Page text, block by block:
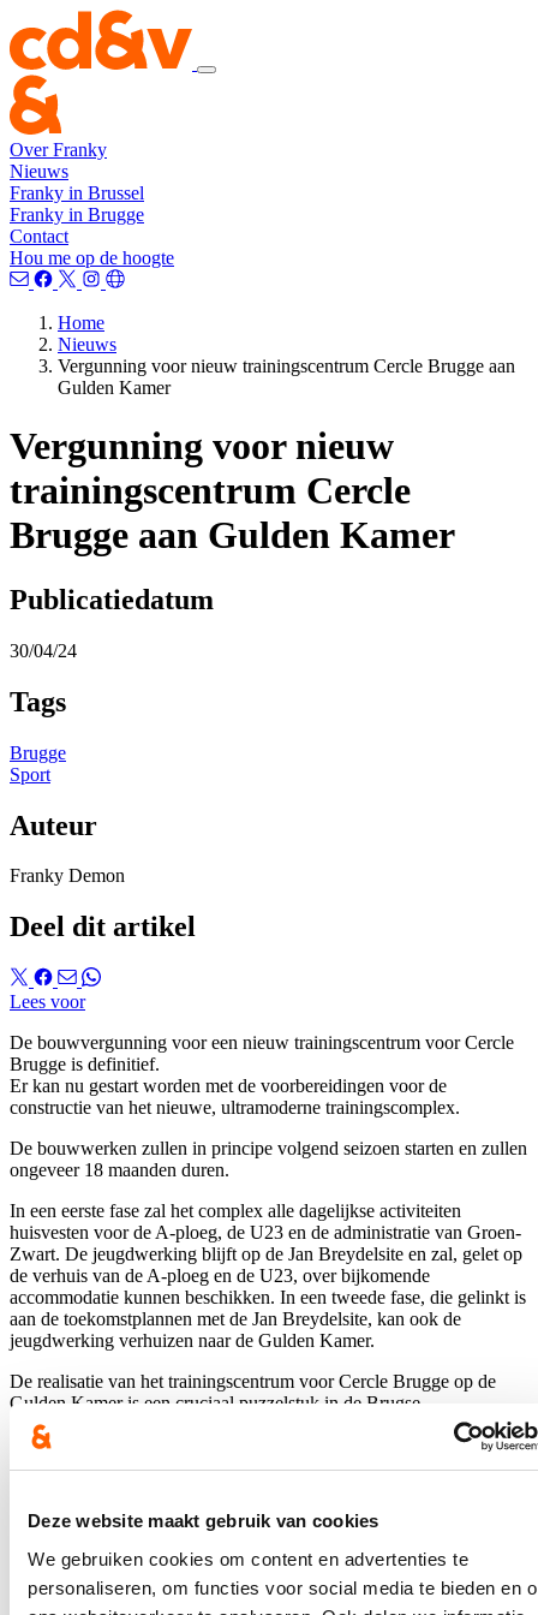
Deze website maakt gebruik van cookies
We gebruiken cookies om content en advertenties te
personaliseren, om functies voor social media te bieden en
Over Franky
Nieuws
Franky in Brussel
Franky in Brugge
Contact
Hou me op de hoogte
Home
Nieuws
Vergunning voor nieuw trainingscentrum Cercle Brugge aan
Gulden Kamer
Vergunning voor nieuw
trainingscentrum Cercle
Brugge aan Gulden Kamer
Publicatiedatum
30/04/24
Tags
Brugge
Sport
Auteur
Franky Demon
Deel dit artikel
Lees voor
De bouwvergunning voor een nieuw trainingscentrum voor Cercle
Brugge is definitief.
Er kan nu gestart worden met de voorbereidingen voor de
constructie van het nieuwe, ultramoderne trainingscomplex.
De bouwwerken zullen in principe volgend seizoen starten en zullen
ongeveer 18 maanden duren.
In een eerste fase zal het complex alle dagelijkse activiteiten
huisvesten voor de A-ploeg, de U23 en de administratie van Groen-
Zwart. De jeugdwerking blijft op de Jan Breydelsite en zal, gelet op
de verhuis van de A-ploeg en de U23, over bijkomende
accommodatie kunnen beschikken. In een tweede fase, die gelinkt is
aan de toekomstplannen met de Jan Breydelsite, kan ook de
jeugdwerking verhuizen naar de Gulden Kamer.
De realisatie van het trainingscentrum voor Cercle Brugge op de
Gulden Kamer is een cruciaal puzzelstuk in de Brugse
stadiondossier(s). De bouw van het stadionproject van Club Brugge
op de Olympiasite impliceert dat er een volwaardige oplossing moet
zijn voor het oefencomplex van Cercle Brugge. Die komt er nu op
investeert de Stad 3 miljoen euro in het project. Het moderne
trainingscomplex met vijf hybride en kunstgrasvelden zal een boost
geven aan de sportieve ontwikkeling van de Vereniging. Niet alleen
het eerste elftal, maar ook de jeugdploegen van Cercle zullen
hierdoor professioneler omkaderd worden. Daarnaast vond ik het als